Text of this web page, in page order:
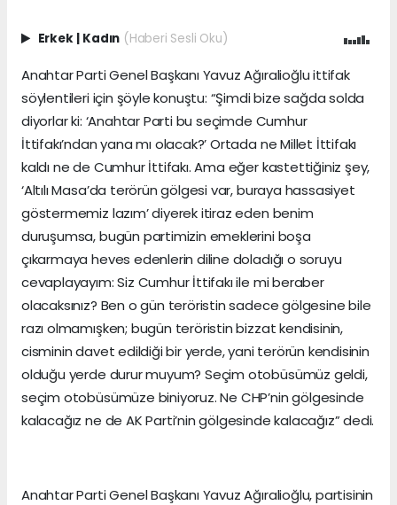
Erkek | Kadın (Haberi Sesli Oku)
Anahtar Parti Genel Başkanı Yavuz Ağıralioğlu ittifak
söylentileri için şöyle konuştu: “Şimdi bize sağda solda
diyorlar ki: ‘Anahtar Parti bu seçimde Cumhur
İttifakı’ndan yana mı olacak?’ Ortada ne Millet İttifakı
kaldı ne de Cumhur İttifakı. Ama eğer kastettiğiniz şey,
‘Altılı Masa’da terörün gölgesi var, buraya hassasiyet
göstermemiz lazım’ diyerek itiraz eden benim
duruşumsa, bugün partimizin emeklerini boşa
çıkarmaya heves edenlerin diline doladığı o soruyu
cevaplayayım: Siz Cumhur İttifakı ile mi beraber
olacaksınız? Ben o gün teröristin sadece gölgesine bile
razı olmamışken; bugün teröristin bizzat kendisinin,
cisminin davet edildiği bir yerde, yani terörün kendisinin
olduğu yerde durur muyum? Seçim otobüsümüz geldi,
seçim otobüsümüze biniyoruz. Ne CHP’nin gölgesinde
kalacağız ne de AK Parti’nin gölgesinde kalacağız” dedi.
Anahtar Parti Genel Başkanı Yavuz Ağıralioğlu, partisinin